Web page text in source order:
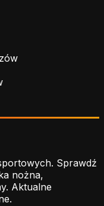
Sprawdź
nożna,
Aktualne